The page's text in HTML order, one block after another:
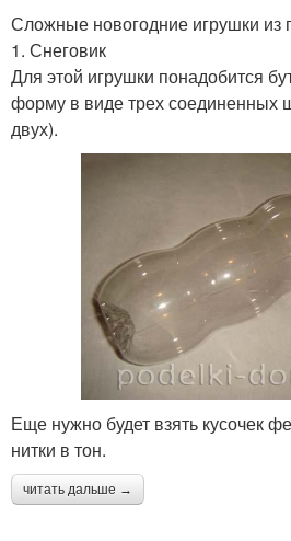
Сложные новогодние игрушки из
1. Снеговик
Для этой игрушки понадобится
форму в виде трех соединенных
двух).
Еще нужно будет взять кусочек
нитки в тон.
читать дальше →